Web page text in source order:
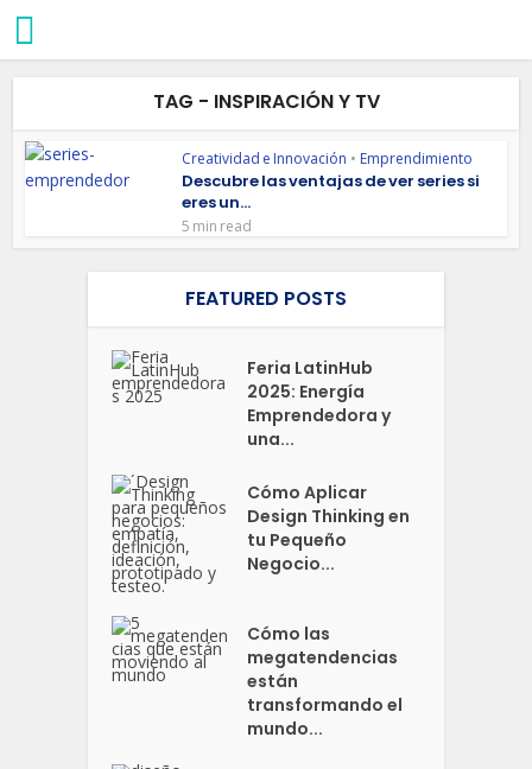
TAG - INSPIRACIÓN Y TV
Creatividad e Innovación • Emprendimiento
Descubre las ventajas de ver series si
eres un...
5 min read
FEATURED POSTS
Feria LatinHub
2025: Energía
Emprendedora y
una...
Cómo Aplicar
Design Thinking en
tu Pequeño
Negocio...
Cómo las
megatendencias
están
transformando el
mundo...